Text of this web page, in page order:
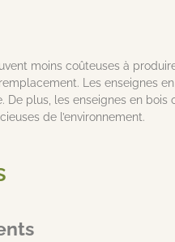
moins coûteuses à
Les enseignes
plus, les enseignes en bois
de l’environnement.